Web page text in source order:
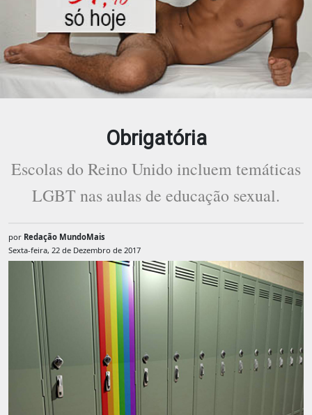
Obrigatória
Escolas do Reino Unido incluem temáticas
LGBT nas aulas de educação sexual.
por Redação MundoMais
Sexta-feira, 22 de Dezembro de 2017